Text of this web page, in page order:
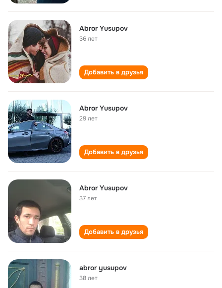
Abror Yusupov
36 лет
Добавить в друзья
Abror Yusupov
29 лет
Добавить в друзья
Abror Yusupov
37 лет
Добавить в друзья
abror yusupov
38 лет